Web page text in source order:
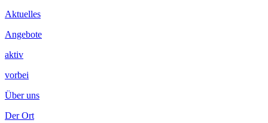
Aktuelles
Angebote
aktiv
vorbei
Über uns
Der Ort